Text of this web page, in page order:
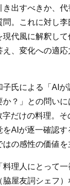
き出すべきか、
問。これに対し
現代風に解釈し
え、変化への適
氏による「AIが
？」との問いに
字だけの料理。
AIが逐一確認す
の感性の価値を
料理人にとって
脇屋友詞シェフ